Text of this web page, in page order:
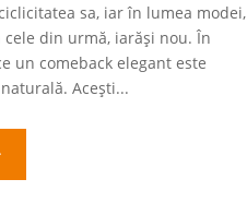
sa, iar în lumea modei,
din urmă, iarăși nou. În
un comeback elegant este
Acești...